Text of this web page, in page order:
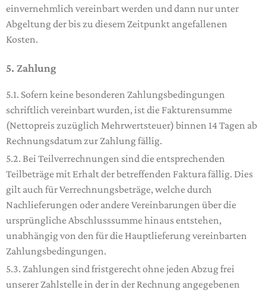
einvernehmlich vereinbart werden und dann nur unter
Abgeltung der bis zu diesem Zeitpunkt angefallenen
Kosten.
5. Zahlung
5.1. Sofern keine besonderen Zahlungsbedingungen
schriftlich vereinbart wurden, ist die Fakturensumme
(Nettopreis zuzüglich Mehrwertsteuer) binnen 14 Tagen ab
Rechnungsdatum zur Zahlung fällig.
5.2. Bei Teilverrechnungen sind die entsprechenden
Teilbeträge mit Erhalt der betreffenden Faktura fällig. Dies
gilt auch für Verrechnungsbeträge, welche durch
Nachlieferungen oder andere Vereinbarungen über die
ursprüngliche Abschlusssumme hinaus entstehen,
unabhängig von den für die Hauptlieferung vereinbarten
Zahlungsbedingungen.
5.3. Zahlungen sind fristgerecht ohne jeden Abzug frei
unserer Zahlstelle in der in der Rechnung angegebenen